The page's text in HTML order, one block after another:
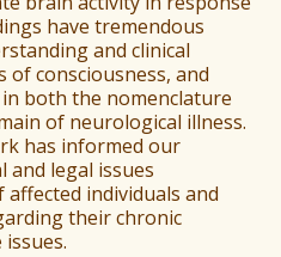
have tremendous
and clinical
consciousness, and
both the nomenclature
of neurological illness.
has informed our
legal issues
individuals and
their chronic